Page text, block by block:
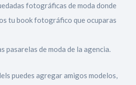
fotográficas de moda donde
tu book fotográfico que ocuparas
pasarelas de moda de la agencia.
puedes agregar amigos modelos,